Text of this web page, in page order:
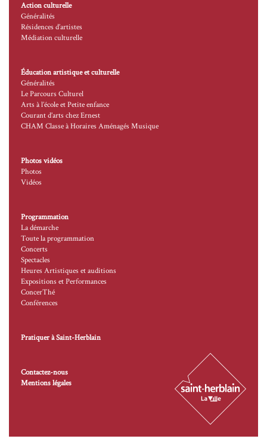
Action culturelle
Généralités
Résidences d’artistes
Médiation culturelle
Éducation artistique et culturelle
Généralités
Le Parcours Culturel
Arts à l’école et Petite enfance
Courant d’arts chez Ernest
CHAM Classe à Horaires Aménagés Musique
Photos vidéos
Photos
Vidéos
Programmation
La démarche
Toute la programmation
Concerts
Spectacles
Heures Artistiques et auditions
Expositions et Performances
ConcerThé
Conférences
Pratiquer à Saint-Herblain
Contactez-nous
Mentions légales